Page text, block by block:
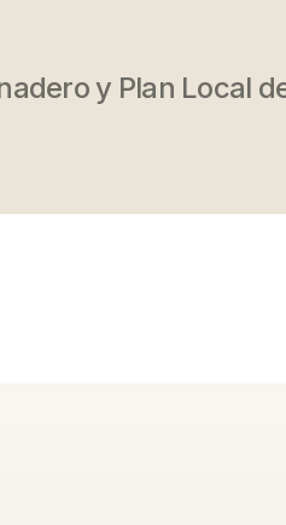
y Plan Local